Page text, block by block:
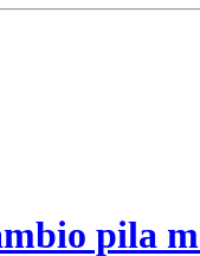
pila